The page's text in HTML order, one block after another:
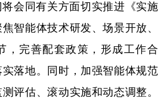
同有关方面切实推进《实施
智能体技术研发、场景开放、
，完善配套政策，形成工作合
落地。同时，加强智能体规范
评估、滚动实施和动态调整。